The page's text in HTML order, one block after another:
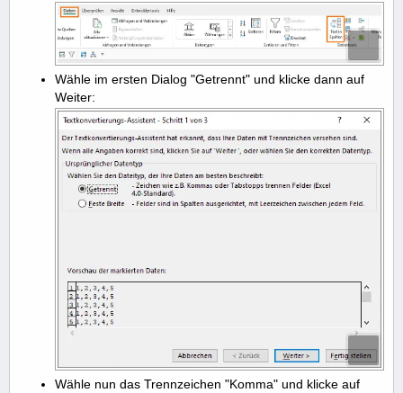
Wähle im ersten Dialog "Getrennt" und klicke dann auf
Weiter:
Wähle nun das Trennzeichen "Komma" und klicke auf